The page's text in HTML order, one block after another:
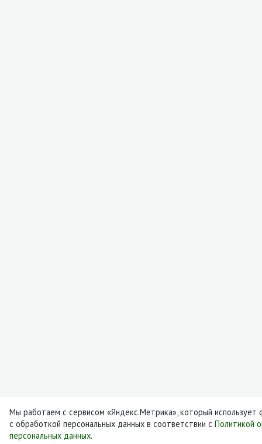
Мы работаем с сервисом «Яндекс.Метрика», который использует
с обработкой персональных данных в соответствии с Политикой
персональных данных.